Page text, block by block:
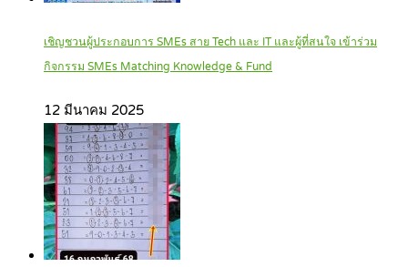
เชิญชวนผู้ประกอบการ SMEs สาย Tech และ IT และผู้ที่สนใจ เข้าร่วม
กิจกรรม SMEs Matching Knowledge & Fund
12 มีนาคม 2025